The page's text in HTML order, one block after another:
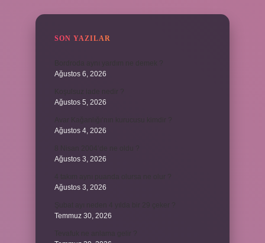
SON YAZILAR
Ağustos 6, 2026
Ağustos 5, 2026
Ağustos 4, 2026
Ağustos 3, 2026
Ağustos 3, 2026
Temmuz 30, 2026